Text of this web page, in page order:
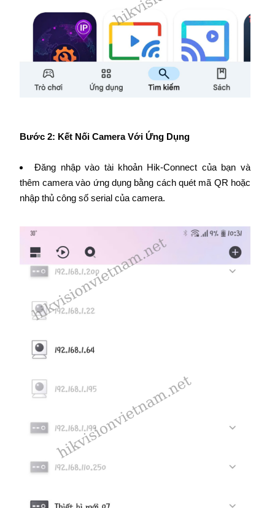
Bước 2: Kết Nối Camera Với Ứng Dụng
Đăng nhập vào tài khoản Hik-Connect của bạn và
thêm camera vào ứng dụng bằng cách quét mã QR hoặc
nhập thủ công số serial của camera.